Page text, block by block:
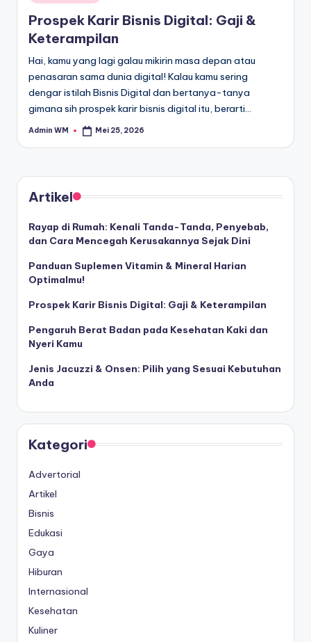
in
Prospek Karir Bisnis Digital: Gaji &
Keterampilan
Hai, kamu yang lagi galau mikirin masa depan atau
penasaran sama dunia digital! Kalau kamu sering
dengar istilah Bisnis Digital dan bertanya-tanya
gimana sih prospek karir bisnis digital itu, berarti…
Posted
Admin WM Mei 25, 2026
Artikel
Rayap di Rumah: Kenali Tanda-Tanda, Penyebab,
dan Cara Mencegah Kerusakannya Sejak Dini
Panduan Suplemen Vitamin & Mineral Harian
Optimalmu!
Prospek Karir Bisnis Digital: Gaji & Keterampilan
Pengaruh Berat Badan pada Kesehatan Kaki dan
Nyeri Kamu
Jenis Jacuzzi & Onsen: Pilih yang Sesuai Kebutuhan
Anda
Kategori
Advertorial
Artikel
Bisnis
Edukasi
Gaya
Hiburan
Internasional
Kesehatan
Kuliner